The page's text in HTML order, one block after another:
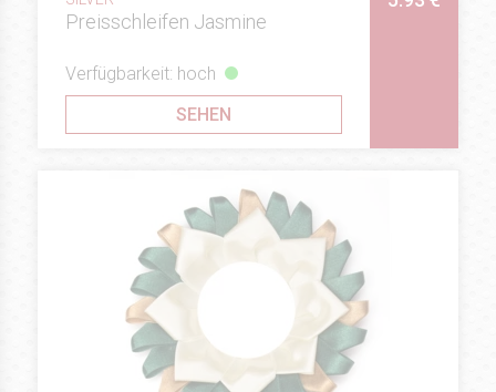
Preisschleifen Jasmine
Verfügbarkeit: hoch
SEHEN